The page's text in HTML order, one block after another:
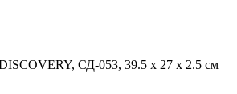
СД-053, 39.5 х 27 х 2.5 см